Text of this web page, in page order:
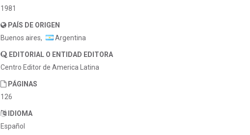
1981
PAÍS DE ORIGEN
Buenos aires,
Argentina
EDITORIAL O ENTIDAD EDITORA
Centro Editor de America Latina
PÁGINAS
126
IDIOMA
Español